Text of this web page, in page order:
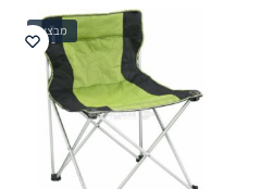
מבצע!